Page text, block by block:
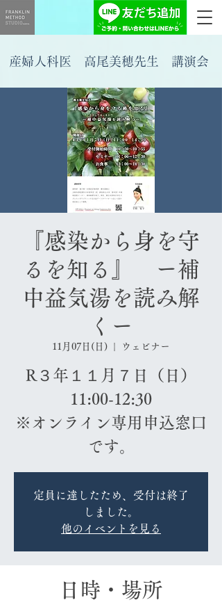
産婦人科医 高尾美穂先生 講演会
『感染から身を守
るを知る』 ー補
中益気湯を読み解
くー
11月07日(日) ウェビナー
R３年１１月７日（日）
11:00-12:30
※オンライン専用申込窓口
です。
定員に達したため、受付は終了
しました。
他のイベントを見る
日時・場所